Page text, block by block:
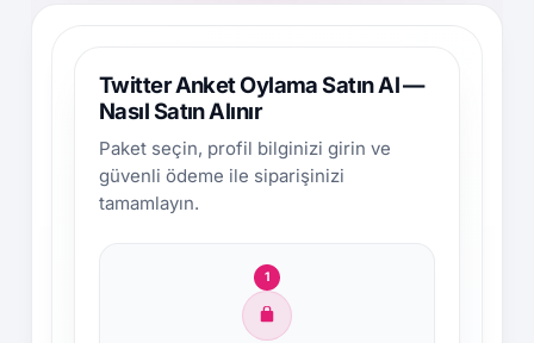
Twitter Anket Oylama Satın Al —
Nasıl Satın Alınır
Paket seçin, profil bilginizi girin ve
güvenli ödeme ile siparişinizi
tamamlayın.
1